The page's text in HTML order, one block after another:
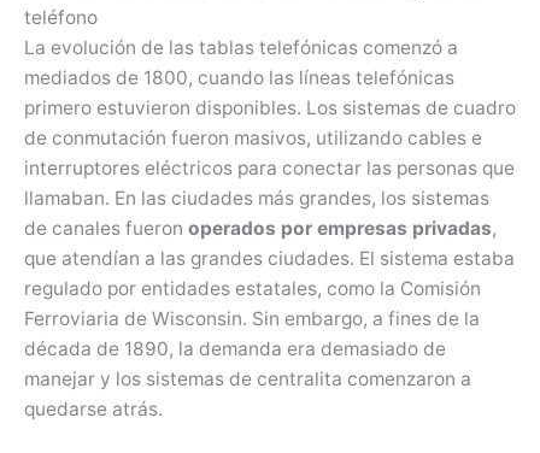
teléfono
La evolución de las tablas telefónicas comenzó a
mediados de 1800, cuando las líneas telefónicas
primero estuvieron disponibles. Los sistemas de cuadro
de conmutación fueron masivos, utilizando cables e
interruptores eléctricos para conectar las personas que
llamaban. En las ciudades más grandes, los sistemas
de canales fueron operados por empresas privadas,
que atendían a las grandes ciudades. El sistema estaba
regulado por entidades estatales, como la Comisión
Ferroviaria de Wisconsin. Sin embargo, a fines de la
década de 1890, la demanda era demasiado de
manejar y los sistemas de centralita comenzaron a
quedarse atrás.